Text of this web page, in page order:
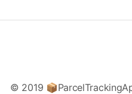
© 2019